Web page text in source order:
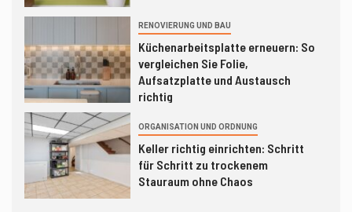
RENOVIERUNG UND BAU
Küchenarbeitsplatte erneuern: So
vergleichen Sie Folie,
Aufsatzplatte und Austausch
richtig
5 ORGANISATION UND ORDNUNG
Keller richtig einrichten: Schritt
für Schritt zu trockenem
Stauraum ohne Chaos